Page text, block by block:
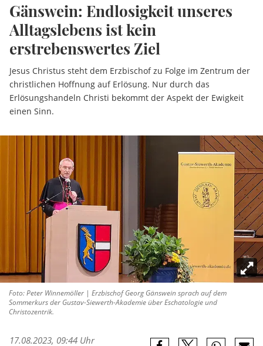
Gänswein: Endlosigkeit unseres
Alltagslebens ist kein
erstrebenswertes Ziel
Jesus Christus steht dem Erzbischof zu Folge im Zentrum der
christlichen Hoffnung auf Erlösung. Nur durch das
Erlösungshandeln Christi bekommt der Aspekt der Ewigkeit
einen Sinn.
Foto: Peter Winnemöller | Erzbischof Georg Gänswein sprach auf dem
Sommerkurs der Gustav-Siewerth-Akademie über Eschatologie und
Christozentrik.
17.08.2023, 09:44 Uhr